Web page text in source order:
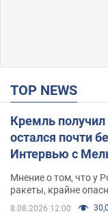
TOP NEWS
Кремль
остался почти
Интервью с
Мнение о том, что у
ракеты, крайне
8.08.2026 12:00